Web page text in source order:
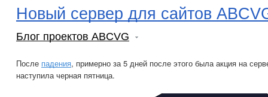
Новый сервер для сайтов
Блог проектов ABCVG
После падения, примерно за 5 дней после этого была акция на
наступила черная пятница.